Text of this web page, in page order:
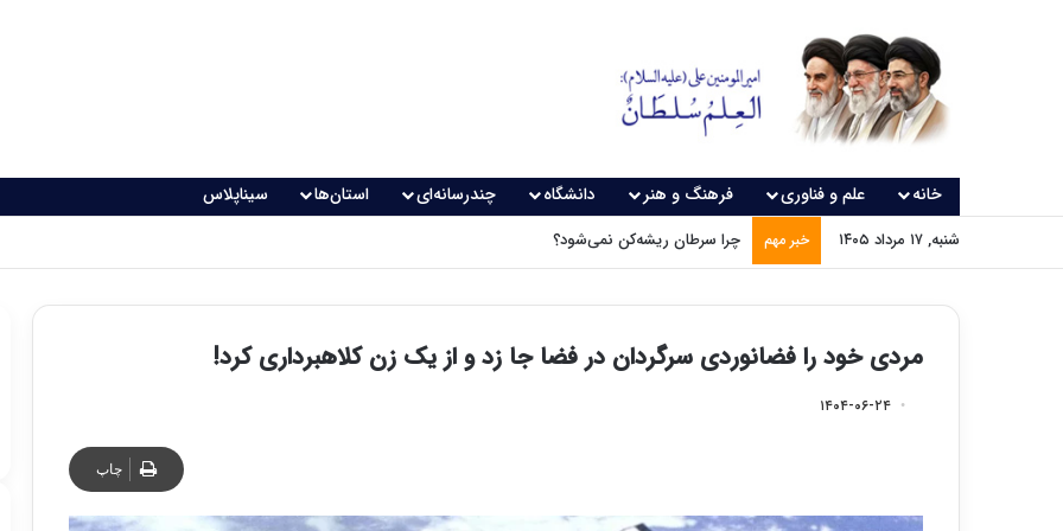
خانه علم و فناوری فرهنگ و هنر دانشگاه چندرسانه‌ای استان‌ها سیناپلاس
شنبه, ۱۷ مرداد ۱۴۰۵ خبر مهم چرا سرطان ریشه‌کن نمی‌شود؟
مردی خود را فضانوردی سرگردان در فضا جا زد و از یک زن کلاهبرداری کرد!
۱۴۰۴-۰۶-۲۴
چاپ